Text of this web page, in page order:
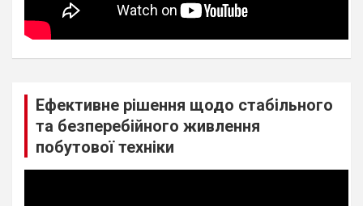
Ефективне рішення щодо стабільного
та безперебійного живлення
побутової техніки